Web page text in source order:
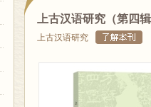
上古汉语研究（第四
上古汉语研究